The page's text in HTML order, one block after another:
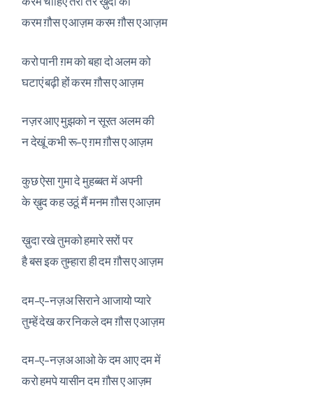
करम ग़ौस ए आज़म करम ग़ौस ए आज़म
करो पानी ग़म को बहा दो अलम को
घटाएं बढ़ी हों करम ग़ौस ए आज़म
नज़र आए मुझको न सूरत अलम की
न देखूं कभी रू-ए ग़म ग़ौस ए आज़म
कुछ ऐसा गुमा दे मुहब्बत में अपनी
के ख़ुद कह उठूं मैं मनम ग़ौस ए आज़म
ख़ुदा रखे तुमको हमारे सरों पर
है बस इक तुम्हारा ही दम ग़ौस ए आज़म
दम-ए-नज़अ सिराने आजायो प्यारे
तुम्हें देख कर निकले दम ग़ौस ए आज़म
दम-ए-नज़अ आओ के दम आए दम में
करो हमपे यासीन दम ग़ौस ए आज़म